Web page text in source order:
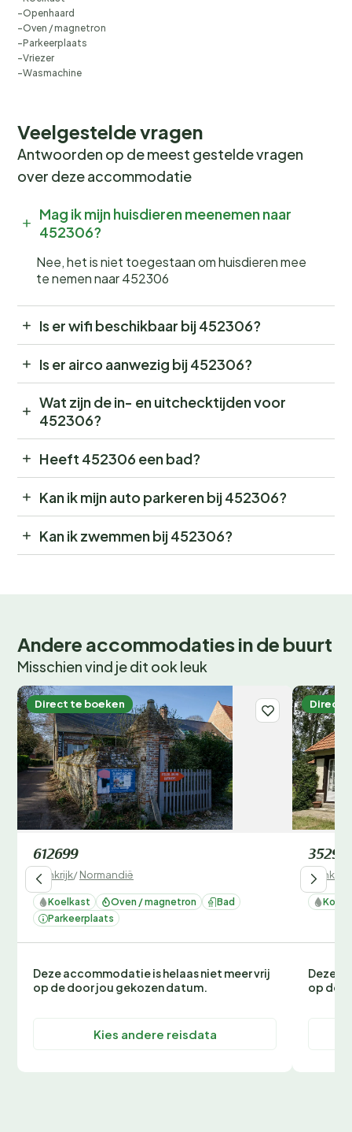
Openhaard
Oven / magnetron
Parkeerplaats
Vriezer
Wasmachine
Veelgestelde vragen
Antwoorden op de meest gestelde vragen
over deze accommodatie
Mag ik mijn huisdieren meenemen naar
452306?
Nee, het is niet toegestaan om huisdieren mee
te nemen naar 452306
Is er wifi beschikbaar bij 452306?
Is er airco aanwezig bij 452306?
Wat zijn de in- en uitchecktijden voor
452306?
Heeft 452306 een bad?
Kan ik mijn auto parkeren bij 452306?
Kan ik zwemmen bij 452306?
Andere accommodaties in de buurt
Misschien vind je dit ook leuk
Direct te boeken
612699
Frankrijk/Normandië
Koelkast Oven / magnetron
Bad
Parkeerplaats
Deze accommodatie is helaas niet meer vrij
op de door jou gekozen datum.
Kies andere reisdata
Direct
Frankrijk
Deze
op de